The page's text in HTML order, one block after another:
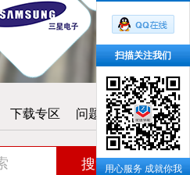
下载专区 问题反馈
搜索
扫描关注我们
用心服务 成就你我